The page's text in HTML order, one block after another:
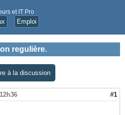
et IT Pro
Emploi
regulière.
à la discussion
#1